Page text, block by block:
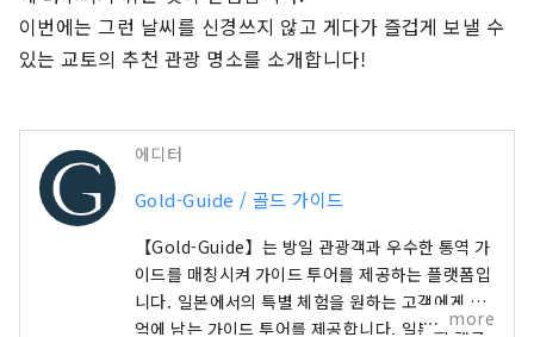
이번에는 그런 날씨를 신경쓰지 않고 게다가 즐겁게 보낼 수
있는 교토의 추천 관광 명소를 소개합니다!
에디터
Gold-Guide / 골드 가이드
【Gold-Guide】는 방일 관광객과 우수한 통역 가
이드를 매칭시켜 가이드 투어를 제공하는 플랫폼입
니다. 일본에서의 특별 체험을 원하는 고객에게 추
억에 남는 가이드 투어를 제공합니다. 일본의 매력
more